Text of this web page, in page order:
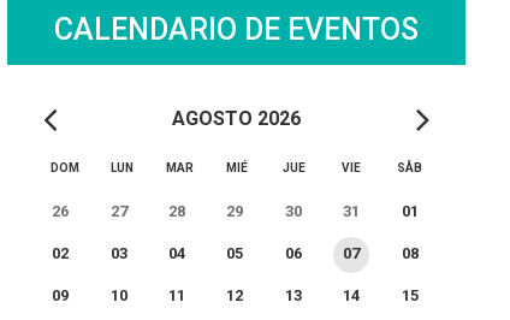
CALENDARIO DE EVENTOS
AGOSTO 2026
DOM LUN MAR MIÉ JUE VIE SÅB
26 27 28 29 30 31 01
02 03 04 05 06 07 08
09 10 11 12 13 14 15